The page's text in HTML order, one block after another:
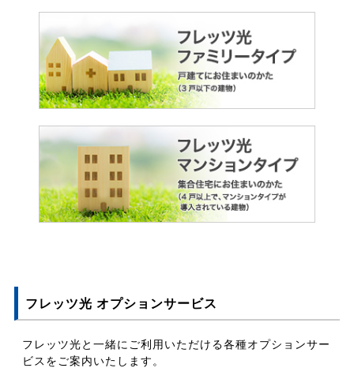
フレッツ光 オプションサービス
フレッツ光と一緒にご利用いただける各種オプションサー
ビスをご案内いたします。